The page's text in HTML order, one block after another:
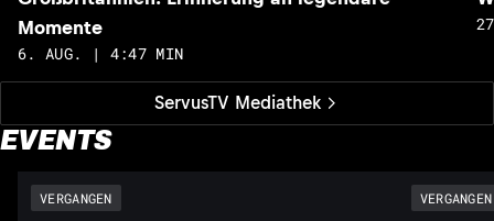
ServusTV Mediathek
Momente
6. AUG. | 4:47 MIN
EVENTS
VERGANGEN VERGANGEN